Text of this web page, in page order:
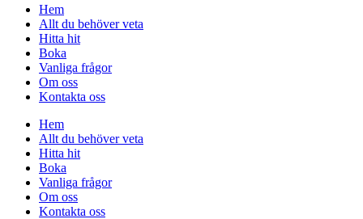
Hem
Allt du behöver veta
Hitta hit
Boka
Vanliga frågor
Om oss
Kontakta oss
Hem
Allt du behöver veta
Hitta hit
Boka
Vanliga frågor
Om oss
Kontakta oss